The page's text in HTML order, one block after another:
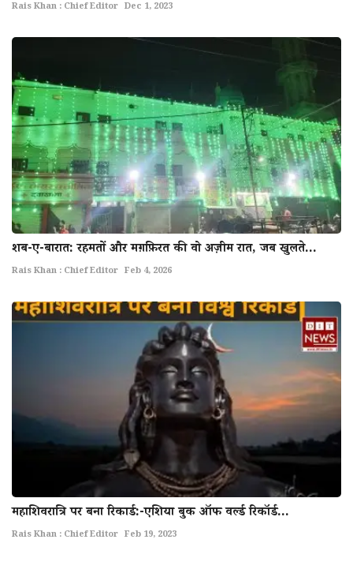
Rais Khan : Chief Editor Dec 1, 2023
शब-ए-बारात: रहमतों और मग़फ़िरत की वो अज़ीम रात, जब खुलते...
Rais Khan : Chief Editor Feb 4, 2026
महाशिवरात्रि पर बना रिकार्ड:-एशिया बुक ऑफ वर्ल्ड रिकॉर्ड...
Rais Khan : Chief Editor Feb 19, 2023